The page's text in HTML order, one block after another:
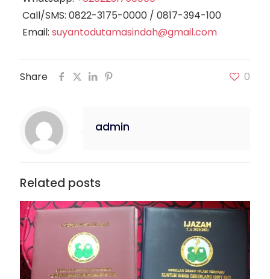
Call/SMS: 0822-3175-0000/ 0817-394-100
Email: suyantodutamasindah@gmail.com
Share 0
admin
Related posts